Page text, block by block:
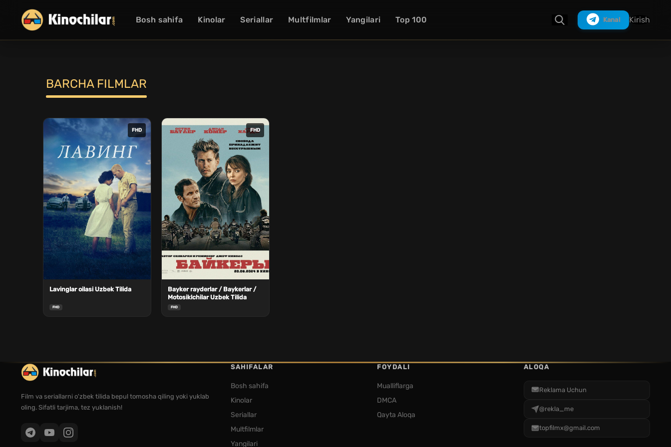
Bosh sahifa Kinolar Seriallar Multfilmlar Yangilari Top 100 Kanal Kirish
BARCHA FILMLAR
FHD
Lavinglar oilasi Uzbek Tilida
FHD
FHD
Bayker rayderlar / Baykerlar /
Motosiklchilar Uzbek Tilida
FHD
Film va seriallarni o'zbek tilida bepul tomosha qiling yoki yuklab
oling. Sifatli tarjima, tez yuklanish!
SAHIFALAR
Bosh sahifa
Kinolar
Seriallar
Multfilmlar
Yangilari
FOYDALI
Mualliflarga
DMCA
Qayta Aloqa
ALOQA
Reklama Uchun
@rekla_me
topfilmx@gmail.com